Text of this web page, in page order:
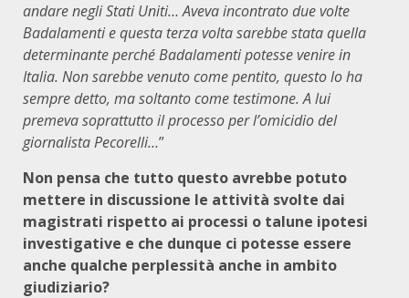
andare negli Stati Uniti… Aveva incontrato due volte
Badalamenti e questa terza volta sarebbe stata quella
determinante perché Badalamenti potesse venire in
Italia. Non sarebbe venuto come pentito, questo lo ha
sempre detto, ma soltanto come testimone. A lui
premeva soprattutto il processo per l’omicidio del
giornalista Pecorelli…”
Non pensa che tutto questo avrebbe potuto
mettere in discussione le attività svolte dai
magistrati rispetto ai processi o talune ipotesi
investigative e che dunque ci potesse essere
anche qualche perplessità anche in ambito
giudiziario?